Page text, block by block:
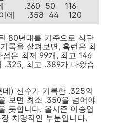
데 .360 50 116
이에 .358 44 120
80년대를 기준으로 삼관
록을 살펴보면, 홈런은 최
은 최저 99개, 최고 146
.325, 최고 .389가 나왔습
) 선수가 기록한 .325의
보면 최소 .350을 넘어야
듯합니다. 올시즌 이승엽
치명적인 부분입니다.